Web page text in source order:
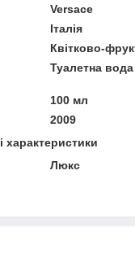
Versace
Італія
Квітково-
Туалетна вода
100 мл
2009
характеристики
Люкс